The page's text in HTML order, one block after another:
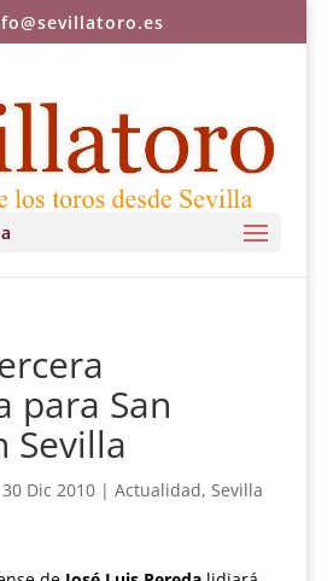
para San
Sevilla
30 Dic 2010| Actualidad, Sevilla